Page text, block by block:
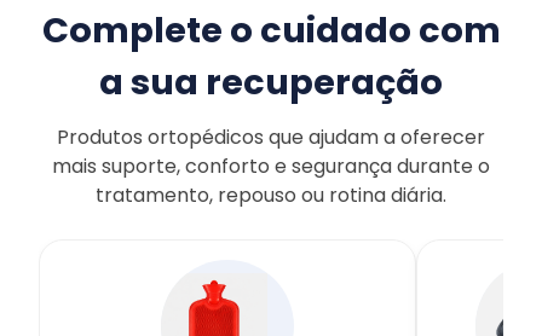
Complete o cuidado com
a sua recuperação
Produtos ortopédicos que ajudam a oferecer
mais suporte, conforto e segurança durante o
tratamento, repouso ou rotina diária.